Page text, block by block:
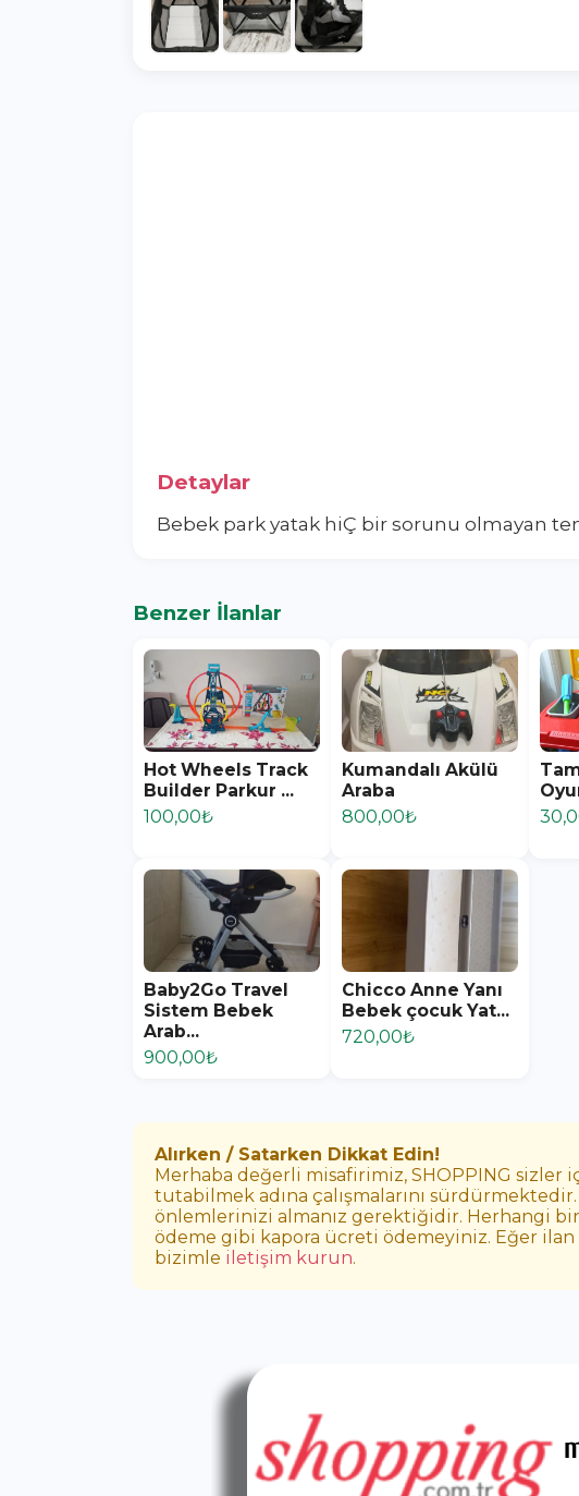
Detaylar
Bebek park yatak hiÇ bir sorunu olmayan
Benzer İlanlar
Hot Wheels Track
Builder Parkur ...
100,00₺
Kumandalı Akülü
Araba
800,00₺
Baby2Go Travel
Sistem Bebek
Arab...
900,00₺
Chicco Anne Yanı
Bebek çocuk Yat...
720,00₺
Alırken / Satarken Dikkat Edin!
Merhaba değerli misafirimiz, SHOPPING sizler
tutabilmek adına çalışmalarını
önlemlerinizi almanız gerektiğidir. Herhangi bir
ödeme gibi kapora ücreti ödemeyiniz. Eğer
bizimle iletişim kurun.